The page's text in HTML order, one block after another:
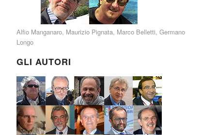
Alfio Manganaro, Maurizio Pignata, Marco Belletti, Germano
Longo
GLI AUTORI